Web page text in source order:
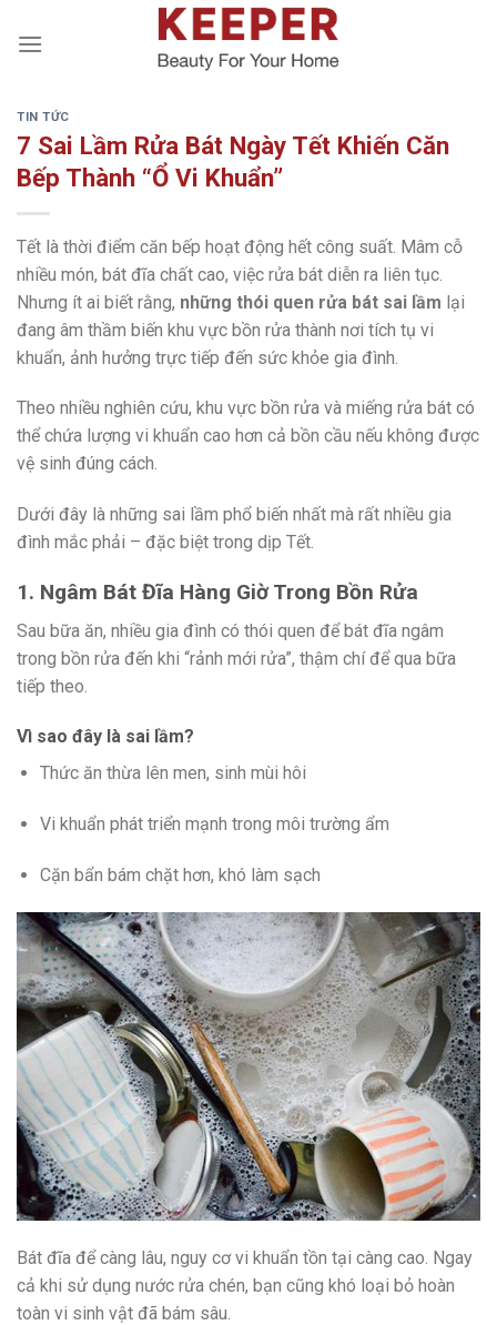
TIN TỨC
7 Sai Lầm Rửa Bát Ngày Tết Khiến Căn
Bếp Thành “Ổ Vi Khuẩn”
Tết là thời điểm căn bếp hoạt động hết công suất. Mâm cỗ
nhiều món, bát đĩa chất cao, việc rửa bát diễn ra liên tục.
Nhưng ít ai biết rằng, những thói quen rửa bát sai lầm lại
đang âm thầm biến khu vực bồn rửa thành nơi tích tụ vi
khuẩn, ảnh hưởng trực tiếp đến sức khỏe gia đình.
Theo nhiều nghiên cứu, khu vực bồn rửa và miếng rửa bát có
thể chứa lượng vi khuẩn cao hơn cả bồn cầu nếu không được
vệ sinh đúng cách.
Dưới đây là những sai lầm phổ biến nhất mà rất nhiều gia
đình mắc phải – đặc biệt trong dịp Tết.
1. Ngâm Bát Đĩa Hàng Giờ Trong Bồn Rửa
Sau bữa ăn, nhiều gia đình có thói quen để bát đĩa ngâm
trong bồn rửa đến khi “rảnh mới rửa”, thậm chí để qua bữa
tiếp theo.
Vì sao đây là sai lầm?
Thức ăn thừa lên men, sinh mùi hôi
Vi khuẩn phát triển mạnh trong môi trường ẩm
Cặn bẩn bám chặt hơn, khó làm sạch
Bát đĩa để càng lâu, nguy cơ vi khuẩn tồn tại càng cao. Ngay
cả khi sử dụng nước rửa chén, bạn cũng khó loại bỏ hoàn
toàn vi sinh vật đã bám sâu.